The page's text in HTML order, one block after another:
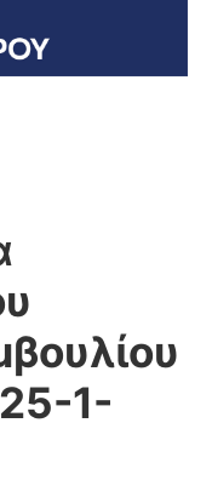
1-